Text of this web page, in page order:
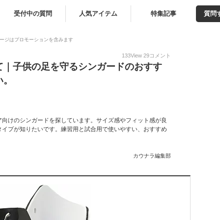
受付中の質問 人気アイテム 特集記事 質問
ジはプロモーションを含みます
133View 29コメント
子供の足を守るシンガードのおすす
けのシンガードを探しています。サイズ感やフィット感が良
プが知りたいです。練習用と試合用で使いやすい、おすすめ
カウナラ編集部